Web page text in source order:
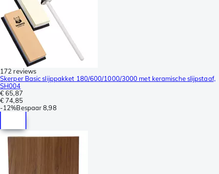
172 reviews
Skerper Basic slijppakket 180/600/1000/3000 met keramische slijpstaaf,
SH004
€ 65,87
€ 74,85
-12%Bespaar 8,98